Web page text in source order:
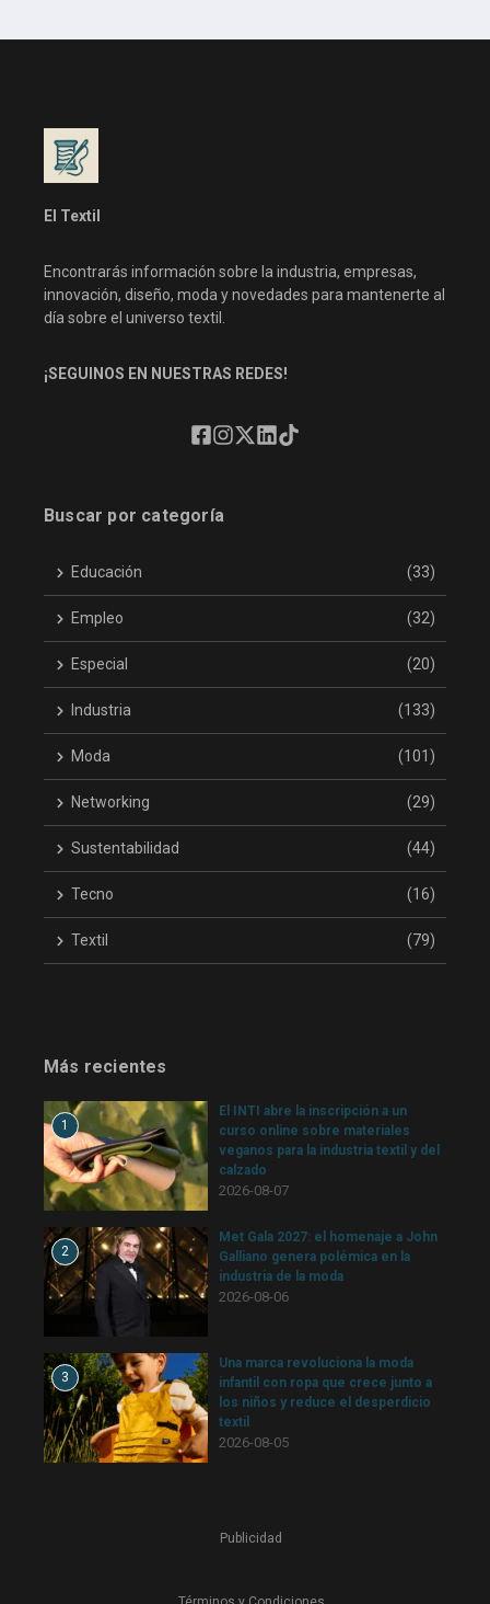
El Textil
Encontrarás información sobre la industria, empresas,
innovación, diseño, moda y novedades para mantenerte al
día sobre el universo textil.
¡SEGUINOS EN NUESTRAS REDES!
Buscar por categoría
Educación (33)
Empleo (32)
Especial (20)
Industria (133)
Moda (101)
Networking (29)
Sustentabilidad (44)
Tecno (16)
Textil (79)
Más recientes
1
El INTI abre la inscripción a un
curso online sobre materiales
veganos para la industria textil y del
calzado
2026-08-07
2
Met Gala 2027: el homenaje a John
Galliano genera polémica en la
industria de la moda
2026-08-06
3
Una marca revoluciona la moda
infantil con ropa que crece junto a
los niños y reduce el desperdicio
textil
2026-08-05
Publicidad